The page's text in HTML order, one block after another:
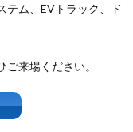
テム、EVトラック、ド
来場ください。